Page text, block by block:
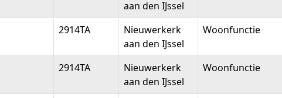
aan den IJssel
2914TA
Nieuwerkerk
aan den IJssel
Woonfunctie
2914TA
Nieuwerkerk
aan den IJssel
Woonfunctie